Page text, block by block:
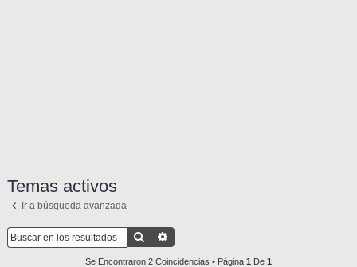
Temas activos
Ir a búsqueda avanzada
Buscar
Se Encontraron 2 Coincidencias • Página 1 De 1